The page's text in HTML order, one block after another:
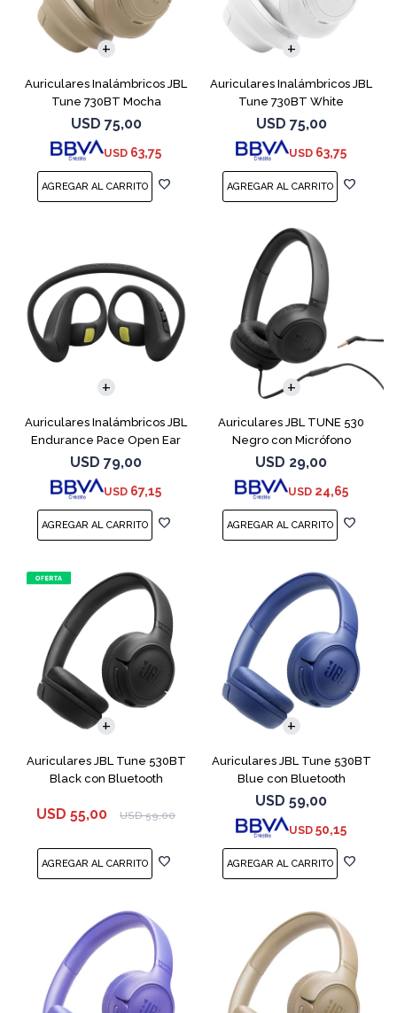
Auriculares Inalámbricos JBL
Tune 730BT Mocha
USD 75,00
USD 63,75
Auriculares Inalámbricos JBL
Tune 730BT White
USD 75,00
USD 63,75
Auriculares Inalámbricos JBL
Endurance Pace Open Ear
Negro
USD 79,00
USD 67,15
Auriculares JBL TUNE 530
Negro con Micrófono
USD 29,00
USD 24,65
Auriculares JBL Tune 530BT
Black con Bluetooth
USD 55,00 USD 59,00
Auriculares JBL Tune 530BT
Blue con Bluetooth
USD 59,00
USD 50,15